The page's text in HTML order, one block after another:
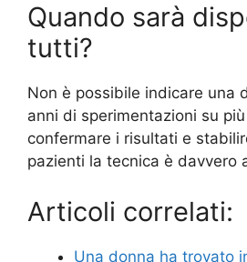
Quando sarà
tutti?
Non è possibile indicare una
anni di sperimentazioni su
confermare i risultati e
pazienti la tecnica è davvero
Articoli correlati:
Una donna ha trovato